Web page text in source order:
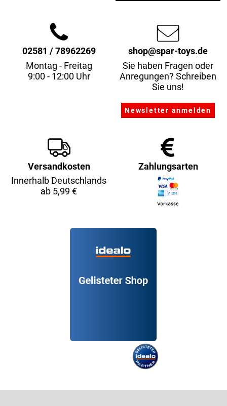
02581 / 78962269
Montag - Freitag
9:00 - 12:00 Uhr
shop@spar-toys.de
Sie haben Fragen oder
Anregungen? Schreiben
Sie uns!
Versandkosten
Innerhalb Deutschlands
ab 5,99 €
Zahlungsarten